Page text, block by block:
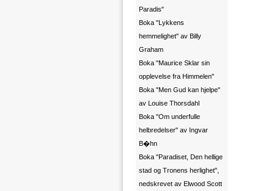
Paradis"
Boka "Lykkens
hemmelighet" av Billy
Graham
Boka "Maurice Sklar sin
opplevelse fra Himmelen"
Boka "Men Gud kan hjelpe"
av Louise Thorsdahl
Boka "Om underfulle
helbredelser" av Ingvar
B�hn
Boka "Paradiset, Den hellige
stad og Tronens herlighet",
nedskrevet av Elwood Scott